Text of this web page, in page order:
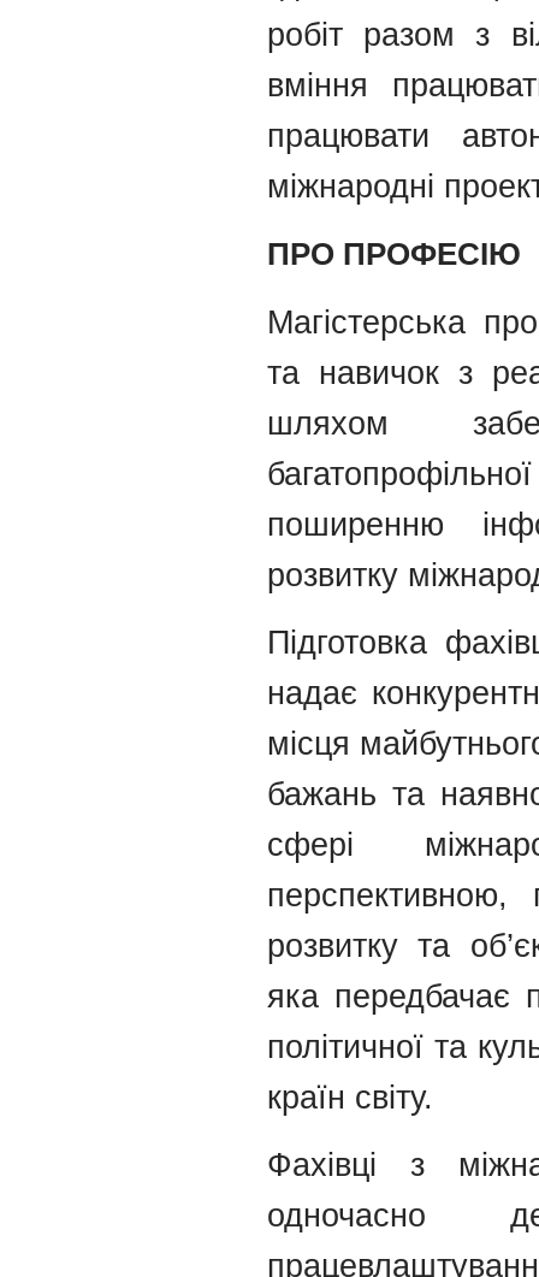
робіт разом з
вміння
працювати
міжнародні
ПРО ПРОФЕСІЮ
Магістерська
та навичок з
шляхом
поширенню
розвитку
Підготовка
надає
місця
бажань та
сфері
перспективною,
розвитку та
яка передбачає
політичної та
країн світу.
Фахівці з
одночасно